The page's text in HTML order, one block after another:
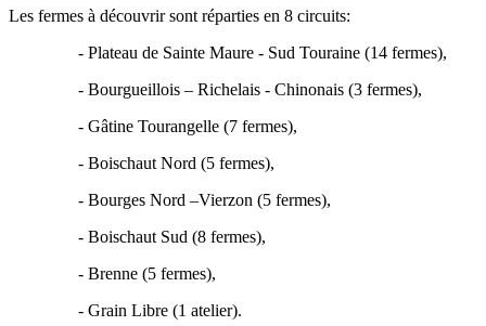
Les fermes à découvrir sont réparties en 8 circuits:
- Plateau de Sainte Maure - Sud Touraine (14 fermes),
- Bourgueillois – Richelais - Chinonais (3 fermes),
- Gâtine Tourangelle (7 fermes),
- Boischaut Nord (5 fermes),
- Bourges Nord –Vierzon (5 fermes),
- Boischaut Sud (8 fermes),
- Brenne (5 fermes),
- Grain Libre (1 atelier).